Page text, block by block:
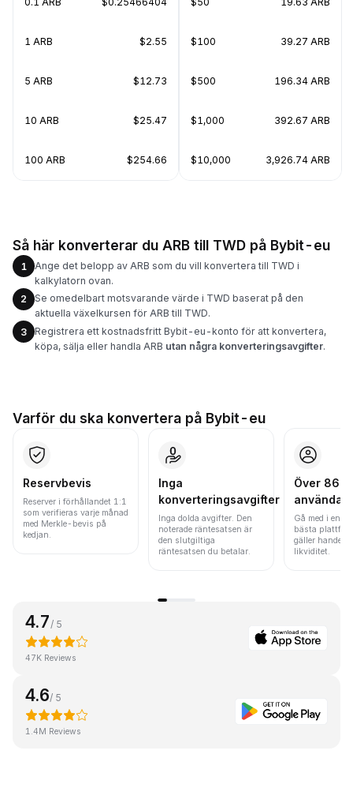
1 ARB $2.55
5 ARB $12.73
10 ARB $25.47
100 ARB $254.66
$100 39.27 ARB
$500 196.34 ARB
$1,000 392.67 ARB
$10,000 3,926.74 ARB
Så här konverterar du ARB till TWD på Bybit-eu
1
Ange det belopp av ARB som du vill konvertera till TWD i
kalkylatorn ovan.
2
Se omedelbart motsvarande värde i TWD baserat på den
aktuella växelkursen för ARB till TWD.
3
Registrera ett kostnadsfritt Bybit-eu-konto för att konvertera,
köpa, sälja eller handla ARB utan några konverteringsavgifter.
Varför du ska konvertera på Bybit-eu
Reservbevis
Reserver i förhållandet 1:1
som verifieras varje månad
med Merkle-bevis på
kedjan.
Inga
konverteringsavgifter
Inga dolda avgifter. Den
noterade räntesatsen är
den slutgiltiga
räntesatsen du betalar.
Över 86
Gå med i en
bästa
gäller
likviditet.
4.7 / 5
47K Reviews
4.6/ 5
1.4M Reviews